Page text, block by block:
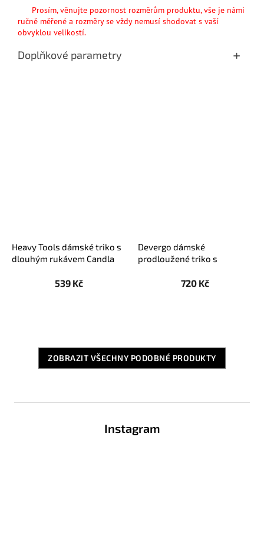
Prosím, věnujte pozornost rozměrům produktu, vše je námi
ručně měřené a rozměry se vždy nemusí shodovat s vaší
obvyklou velikostí.
Doplňkové parametry
Heavy Tools dámské triko s
dlouhým rukávem Candla
539 Kč
Devergo dámské
prodloužené triko s
720 Kč
ZOBRAZIT VŠECHNY PODOBNÉ PRODUKTY
Instagram